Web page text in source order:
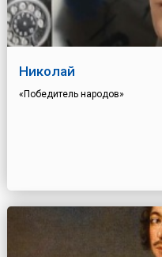
Николай
«Победитель народов»